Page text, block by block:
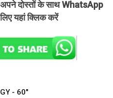
दोस्तों के साथ WhatsApp
यहां क्लिक करें
- 60"